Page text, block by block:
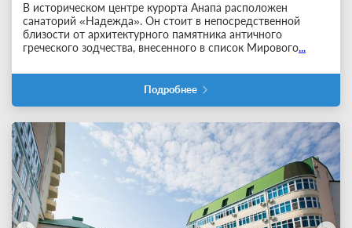
В историческом центре курорта Анапа расположен
санаторий «Надежда». Он стоит в непосредственной
близости от архитектурного памятника античного
греческого зодчества, внесенного в список Мирового...
Подробнее